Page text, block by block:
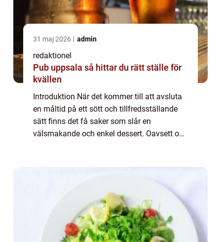
31 maj 2026 admin
redaktionel
Pub uppsala så hittar du rätt ställe för
kvällen
Introduktion När det kommer till att avsluta
en måltid på ett sött och tillfredsställande
sätt finns det få saker som slår en
välsmakande och enkel dessert. Oavsett om